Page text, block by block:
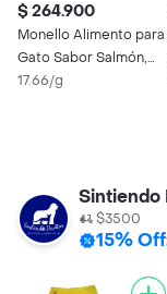
$ 264.900
Monello Alimento para
Gato Sabor Salmón,
Atún y Pollo
17.66/g
Sintiendo
$3500
15%